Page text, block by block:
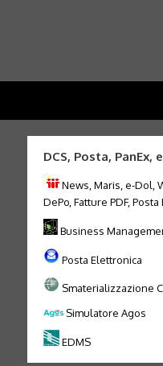
DCS, Posta, PanEx,
News, Maris, e-Dol,
DePo, Fatture PDF,
Business
Posta Elettronica
Smaterializzazione
Simulatore Agos
EDMS